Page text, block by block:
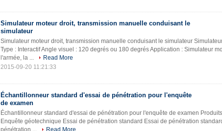
Simulateur moteur droit, transmission manuelle conduisant le
simulateur
Simulateur moteur droit, transmission manuelle conduisant le simulateur
Type : Interactif Angle visuel : 120 degrés ou 180 degrés Application : Simulateur
l'armée, la ...
Read More
2015-09-20 11:21:33
Échantillonneur standard d'essai de pénétration pour l'enquête
de examen
Échantillonneur standard d'essai de pénétration pour l'enquête de examen
Enquête géotechnique Essai de pénétration standard Essai de pénétration
pénétration ...
Read More